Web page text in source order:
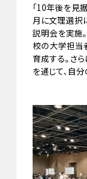
「10年後を見
月に文理選択
説明会を実施
校の大学担当
育成する。さ
を通じて、自